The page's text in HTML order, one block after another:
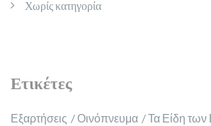
Χωρίς κατηγορία
Ετικέτες
Εξαρτήσεις Οινόπνευμα
Τα Είδη